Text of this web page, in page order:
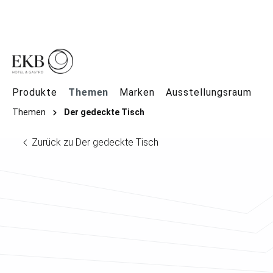
Produkte Themen Marken Ausstellungsraum
Themen Der gedeckte Tisch
Zurück zu Der gedeckte Tisch